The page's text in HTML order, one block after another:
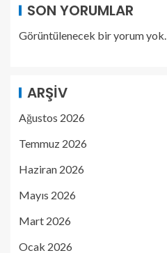
SON YORUMLAR
Görüntülenecek bir yorum yok.
ARŞIV
Ağustos 2026
Temmuz 2026
Haziran 2026
Mayıs 2026
Mart 2026
Ocak 2026